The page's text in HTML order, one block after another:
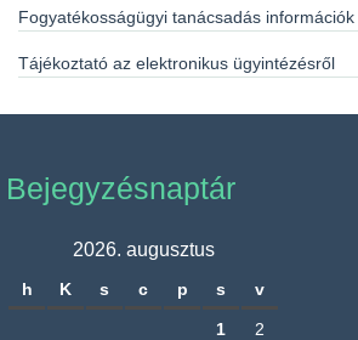
Fogyatékosságügyi tanácsadás információk
Tájékoztató az elektronikus ügyintézésről
Bejegyzésnaptár
2026. augusztus
h K s c p s v
1
2